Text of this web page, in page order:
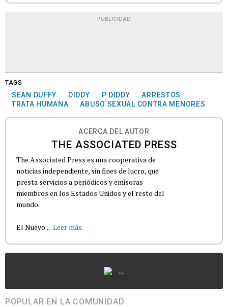
PUBLICIDAD
TAGS
SEAN DUFFY DIDDY P DIDDY
ARRESTOS
TRATA HUMANA
ABUSO SEXUAL CONTRA MENORES
ACERCA DEL AUTOR
THE ASSOCIATED PRESS
The Associated Press es una cooperativa de
noticias independiente, sin fines de lucro, que
presta servicios a periódicos y emisoras
miembros en los Estados Unidos y el resto del
mundo.
El Nuevo... Leer más
...
POPULAR EN LA COMUNIDAD